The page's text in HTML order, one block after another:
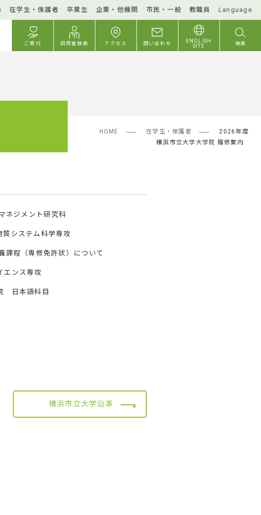
在学生・保護者 卒業生 企業・他機関 市民・一般 教職員 Language
ご寄付 研究者検索 アクセス 問い合わせ
ENGLISH
SITE
検索
HOME 在学生・保護者
2026年度
横浜市立大学大学院 履修案内
ジメント研究科
システム科学専攻
程（専修免許状）について
ンス専攻
日本語科目
横浜市立大学沿革